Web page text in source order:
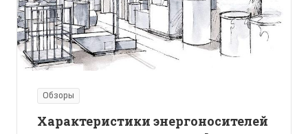
Обзоры
Характеристики энергоносителей